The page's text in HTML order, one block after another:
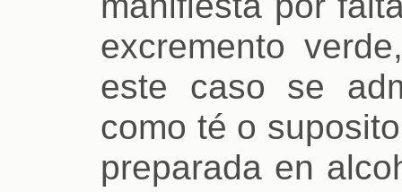
excremento
este caso se
como té o
preparada en